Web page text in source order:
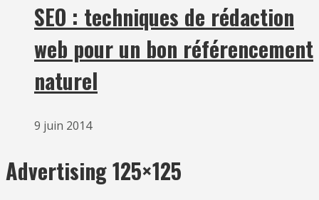
SEO : techniques de rédaction
web pour un bon référencement
naturel
9 juin 2014
Advertising 125×125